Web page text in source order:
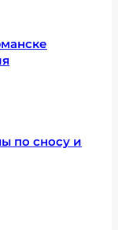
по сносу и